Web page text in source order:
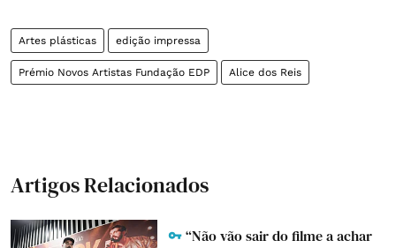
Artes plásticas edição impressa
Prémio Novos Artistas Fundação EDP Alice dos Reis
Artigos Relacionados
“Não vão sair do filme a achar